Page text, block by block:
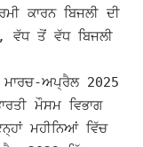
ਕਾਰਨ ਬਿਜਲੀ ਦੀ
ਵੱਧ ਤੋਂ ਵੱਧ ਬਿਜਲੀ
ਅਪ੍ਰੈਲ 2025
ਮੌਸਮ ਵਿਭਾਗ
ਮਹੀਨਿਆਂ ਵਿੱਚ